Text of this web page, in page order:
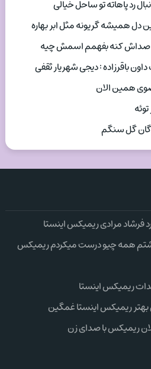
رد پاهاته تو ساحل خیالی
دل همیشه گریونه مثل ابر بهاره
صداش کنه بفهمم اسمش چیه
باقرزاده : دیجی شهریار ثقفی
همین الان
گل سنگم
فرشاد مرادی ریمیکس اینستا
همه چیو درست میکردم ریمیکس
ریمیکس اینستا
ریمیکس اینستا غمگین
ریمیکس با صدای زن